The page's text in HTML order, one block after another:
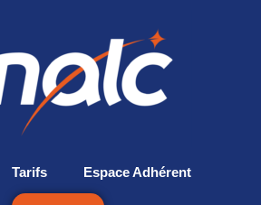
Tarifs Espace Adhérent